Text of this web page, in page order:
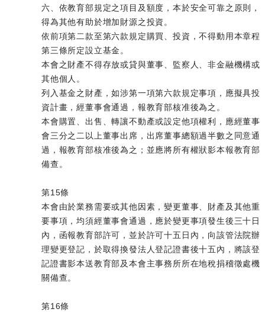
六、依教育部規定之項目及額度，本於安全可靠之原則，
得為其他有助於增加財源之投資。
依前項第二款至第六款規定購買、投資，不得動用本章程
第三條所定設立基金。
本會之財產不得存放或貸與董事、監察人、非金融機構或
其他個人。
列入基金之財產，如涉第一項第六款規定事項，應擬具投
資計畫，經董事會通過，報教育部核准後為之。
本會購置、出售、轉讓不動產或設定他項權利，應經董事
會三分之二以上董事出席，出席董事總額過半數之同意通
過，報教育部核准後為之；並應將所有權狀影本報教育部
備查。
第15條
本會由於業務需要或其他因素，變更董事、財產及其他重
要事項，均須經董事會通過，應於變更事項發生後三十日
內，函報教育部許可，並於許可十五日內，向該管法院辦
理變更登記，於取得換發法人登記證書後十五內，將該登
記證書影本送教育部及本會主事務所所在地稅捐稽徵處機
關備查。
第16條